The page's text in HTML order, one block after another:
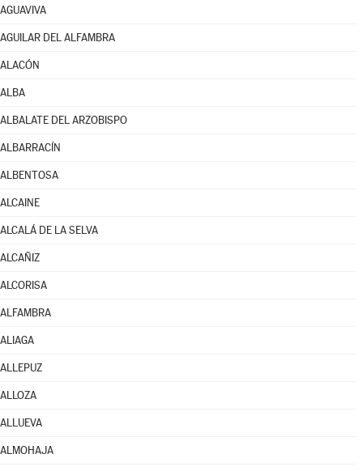
AGUAVIVA
AGUILAR DEL ALFAMBRA
ALACÓN
ALBA
ALBALATE DEL ARZOBISPO
ALBARRACÍN
ALBENTOSA
ALCAINE
ALCALÁ DE LA SELVA
ALCAÑIZ
ALCORISA
ALFAMBRA
ALIAGA
ALLEPUZ
ALLOZA
ALLUEVA
ALMOHAJA